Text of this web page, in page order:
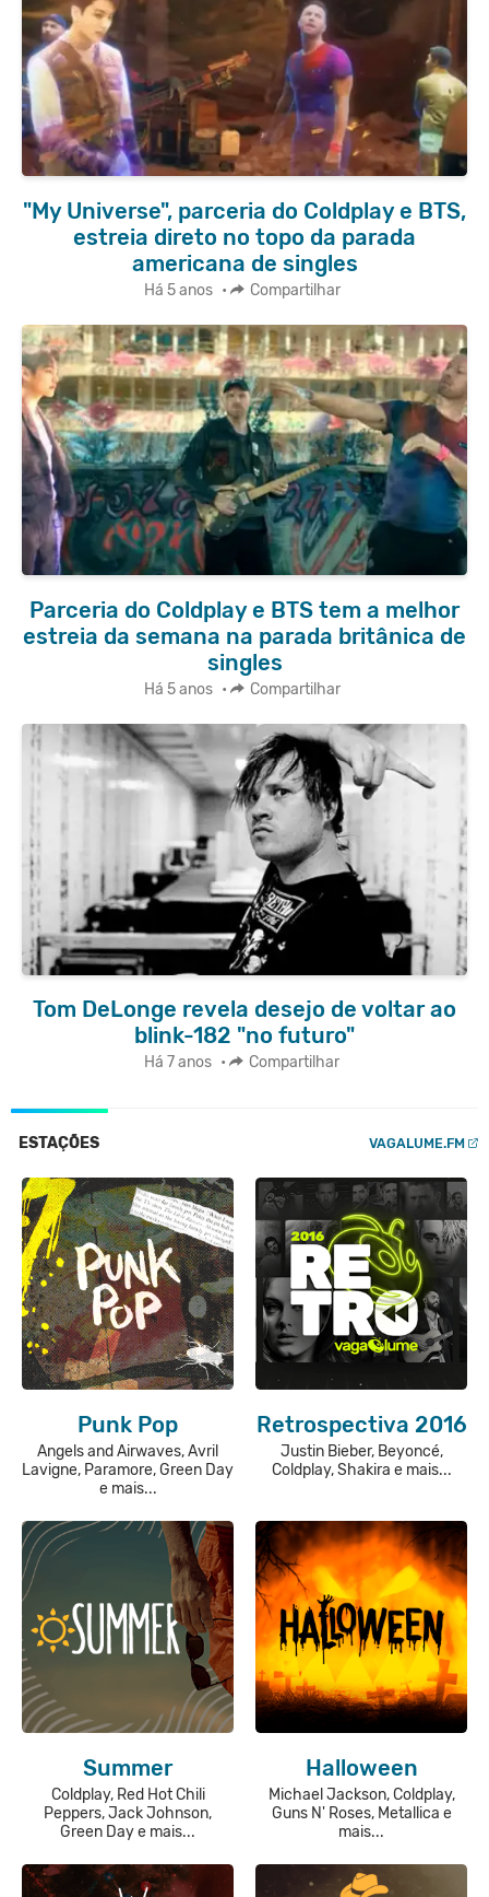
"My Universe", parceria do Coldplay e BTS,
estreia direto no topo da parada
americana de singles
Há 5 anos • Compartilhar
Parceria do Coldplay e BTS tem a melhor
estreia da semana na parada britânica de
singles
Há 5 anos • Compartilhar
Tom DeLonge revela desejo de voltar ao
blink-182 "no futuro"
Há 7 anos • Compartilhar
ESTAÇÕES VAGALUME.FM
Punk Pop
Angels and Airwaves, Avril
Lavigne, Paramore, Green Day
e mais...
Retrospectiva 2016
Justin Bieber, Beyoncé,
Coldplay, Shakira e mais...
Summer
Coldplay, Red Hot Chili
Peppers, Jack Johnson,
Green Day e mais...
Halloween
Michael Jackson, Coldplay,
Guns N' Roses, Metallica e
mais...